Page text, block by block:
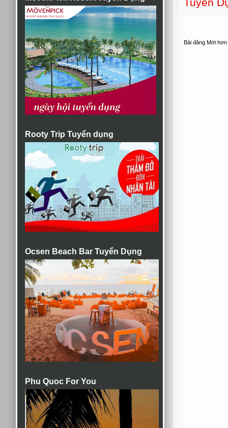
Rooty Trip Tuyển dụng
Ocsen Beach Bar Tuyển Dụng
Phu Quoc For You
Bài đăng Mới hơn